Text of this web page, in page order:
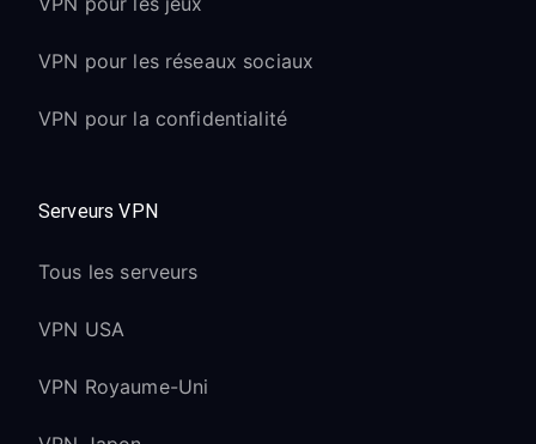
VPN pour les réseaux sociaux
VPN pour la confidentialité
Serveurs VPN
Tous les serveurs
VPN USA
VPN Royaume-Uni